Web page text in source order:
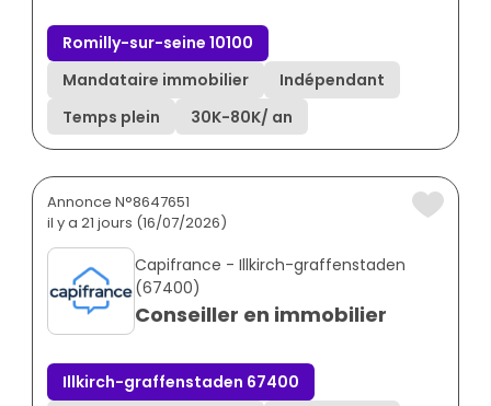
Romilly-sur-seine 10100
Mandataire immobilier
Indépendant
Temps plein
30K-80K/ an
Annonce N°8647651
il y a 21 jours (16/07/2026)
Capifrance - Illkirch-graffenstaden
(67400)
Conseiller en immobilier
Illkirch-graffenstaden 67400